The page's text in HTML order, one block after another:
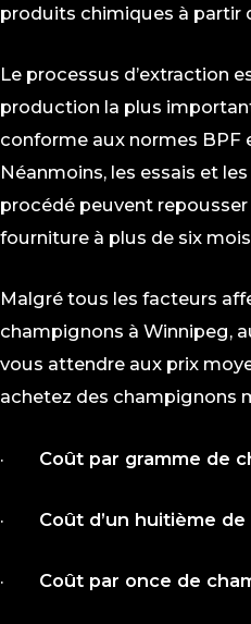
produits chimiques à partir
Le processus d’extraction
production la plus
conforme aux normes BPF
Néanmoins, les essais et
procédé peuvent
fourniture à plus de six
Malgré tous les facteurs
champignons à Winnipeg,
vous attendre aux prix
achetez des champignons
· Coût par gramme de
· Coût d’un huitième de
· Coût par once de